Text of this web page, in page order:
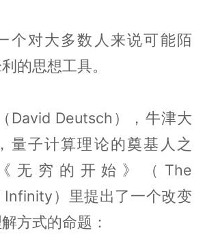
个对大多数人来说可能陌
的思想工具。
David Deutsch），牛津大
量子计算理论的奠基人之
无穷的开始》（The
）里提出了一个改变
方式的命题：